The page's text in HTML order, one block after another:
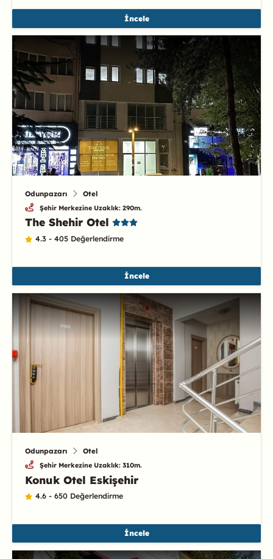
İncele
Odunpazarı Otel
Şehir Merkezine Uzaklık: 290m.
The Shehir Otel
4.3 - 405 Değerlendirme
İncele
Odunpazarı Otel
Şehir Merkezine Uzaklık: 310m.
Konuk Otel Eskişehir
4.6 - 650 Değerlendirme
İncele